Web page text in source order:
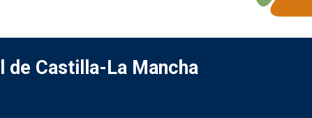
Castilla-La Mancha